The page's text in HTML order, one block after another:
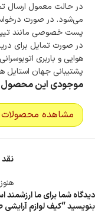
در حالت معمول ارسال
می‌شود. در صورت
پست خصوصی مانند
در صورت تمایل برای
هوایی و باربری
پشتیبانی جهان استایل
موجودی این محصول
مشاهده
دیدگاه شما برای ما
بنویسید “کیف لوازم